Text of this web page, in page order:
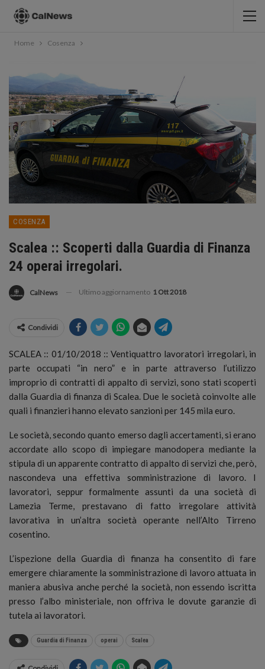
Home Cosenza
COSENZA
Scalea :: Scoperti dalla Guardia di Finanza
24 operai irregolari.
CalNews Ultimo aggiornamento 1 Ott 2018
Condividi
SCALEA :: 01/10/2018 :: Ventiquattro lavoratori irregolari, in
parte occupati “in nero” e in parte attraverso l’utilizzo
improprio di contratti di appalto di servizi, sono stati scoperti
dalla Guardia di finanza di Scalea. Due le società coinvolte alle
quali i finanzieri hanno elevato sanzioni per 145 mila euro.
Le società, secondo quanto emerso dagli accertamenti, si erano
accordate allo scopo di impiegare manodopera mediante la
stipula di un apparente contratto di appalto di servizi che, però,
nascondeva una effettiva somministrazione di lavoro. I
lavoratori, seppur formalmente assunti da una società di
Lamezia Terme, prestavano di fatto irregolare attività
lavorativa in un’altra società operante nell’Alto Tirreno
cosentino.
L’ispezione della Guardia di finanza ha consentito di fare
emergere chiaramente la somministrazione di lavoro attuata in
maniera abusiva anche perché la società, non essendo iscritta
presso l’albo ministeriale, non offriva le dovute garanzie di
tutela ai lavoratori.
Guardia di Finanza operai Scalea